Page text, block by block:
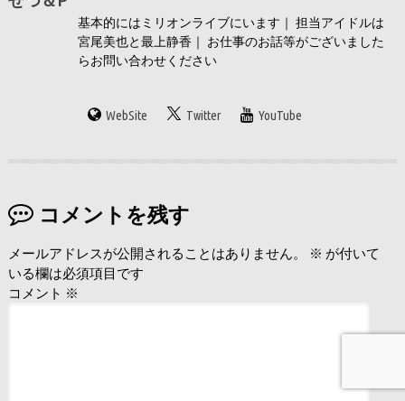
基本的にはミリオンライブにいます｜ 担当アイドルは
宮尾美也と最上静香｜ お仕事のお話等がございました
らお問い合わせください
WebSite Twitter YouTube
コメントを残す
メールアドレスが公開されることはありません。 ※ が付いて
いる欄は必須項目です
コメント ※